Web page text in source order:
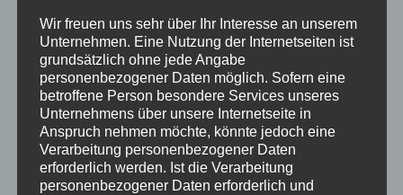
Gebirgstrachten- und Heimatverein Burgberg
e.V.
www.trachtenverein-burgberg.de
Wir freuen uns sehr über Ihr Interesse an unserem
Unternehmen. Eine Nutzung der Internetseiten ist
grundsätzlich ohne jede Angabe
personenbezogener Daten möglich. Sofern eine
betroffene Person besondere Services unseres
Unternehmens über unsere Internetseite in
Anspruch nehmen möchte, könnte jedoch eine
Verarbeitung personenbezogener Daten
erforderlich werden. Ist die Verarbeitung
personenbezogener Daten erforderlich und